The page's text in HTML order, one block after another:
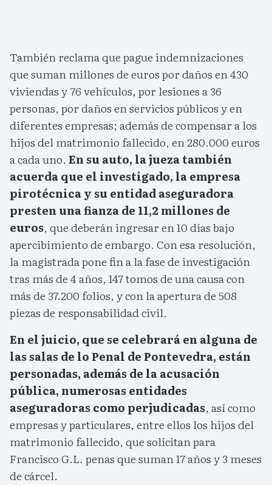
También reclama que pague indemnizaciones
que suman millones de euros por daños en 430
viviendas y 76 vehículos, por lesiones a 36
personas, por daños en servicios públicos y en
diferentes empresas; además de compensar a los
hijos del matrimonio fallecido, en 280.000 euros
a cada uno. En su auto, la jueza también
acuerda que el investigado, la empresa
pirotécnica y su entidad aseguradora
presten una fianza de 11,2 millones de
euros, que deberán ingresar en 10 días bajo
apercibimiento de embargo. Con esa resolución,
la magistrada pone fin a la fase de investigación
tras más de 4 años, 147 tomos de una causa con
más de 37.200 folios, y con la apertura de 508
piezas de responsabilidad civil.
En el juicio, que se celebrará en alguna de
las salas de lo Penal de Pontevedra, están
personadas, además de la acusación
pública, numerosas entidades
aseguradoras como perjudicadas, así como
empresas y particulares, entre ellos los hijos del
matrimonio fallecido, que solicitan para
Francisco G.L. penas que suman 17 años y 3 meses
de cárcel.